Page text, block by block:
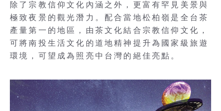
除了宗教信仰文化內涵之外，更富有罕見美景與
極致夜景的觀光潛力。配合當地松柏嶺是全台茶
產量第一的地區，由茶文化結合宗教信仰文化，
可將南投生活文化的道地精神提升為國家級旅遊
環境，可望成為照亮中台灣的絕佳亮點。